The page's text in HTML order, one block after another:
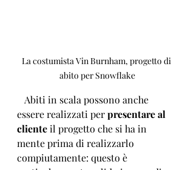
La costumista Vin Burnham, progetto di
abito per Snowflake
essere realizzati per presentare al
cliente il progetto che si ha in
mente prima di realizzarlo
compiutamente: questo è